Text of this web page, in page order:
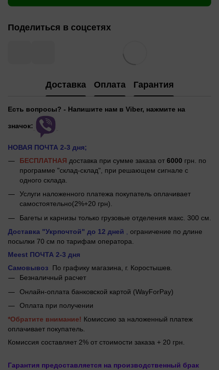
Поделиться в соцсетях
Доставка Оплата Гарантия
Есть вопросы? - Напишите нам в Viber, нажмите на
значок:
НОВАЯ ПОЧТА 2-3 дня;
БЕСПЛАТНАЯ доставка при сумме заказа от 6000 грн. по
программе "склад-склад", при решающем сигнале с
одного склада.
Услуги наложенного платежа покупатель оплачивает
самостоятельно(2%+20 грн).
Багеты и карнизы только грузовые отделения макс. 300 см.
Доставка "Укрпочтой" до 12 дней
ограничение по длине
посылки 70 см по тарифам оператора.
Meest ПОЧТА 2-3 дня
Самовывоз
По графику магазина, г. Коростышев.
Безналичный расчет
Онлайн-оплата банковской картой (WayForPay)
Оплата при получении
*Обратите внимание! Комиссию за наложенный платеж
оплачивает покупатель.
Комиссия составляет 2% от стоимости заказа + 20 грн.
Гарантия предоставляется на производственный брак